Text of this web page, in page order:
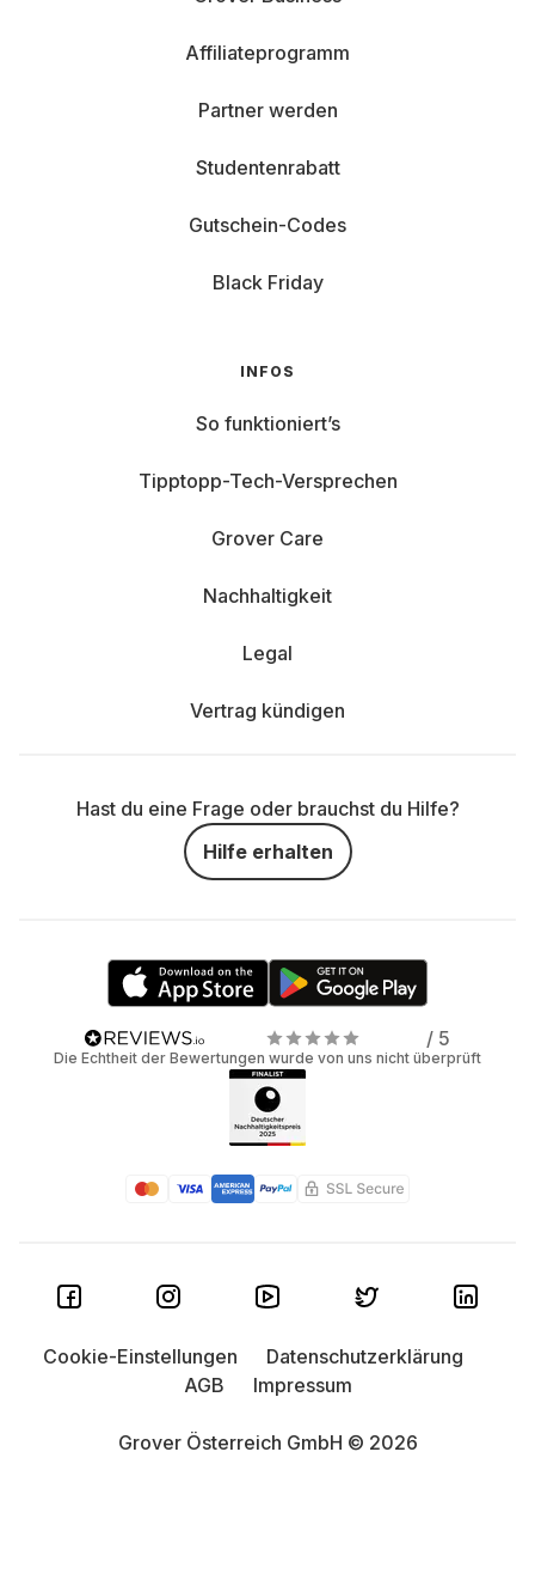
Affiliateprogramm
Partner werden
Studentenrabatt
Gutschein-Codes
Black Friday
INFOS
So funktioniert’s
Tipptopp-Tech-Versprechen
Grover Care
Nachhaltigkeit
Legal
Vertrag kündigen
Hast du eine Frage oder brauchst du Hilfe?
Hilfe erhalten
/ 5
Die Echtheit der Bewertungen wurde von uns nicht überprüft
Grover Österreich GmbH © 2026
Cookie-Einstellungen
Datenschutzerklärung
AGB
Impressum